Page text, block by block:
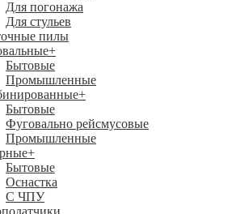
Для погонажа
Для стульев
пилы
+
Бытовые
Промышленные
+
Бытовые
Фуговально рейсмусовые
Промышленные
+
Бытовые
Оснастка
С ЧПУ